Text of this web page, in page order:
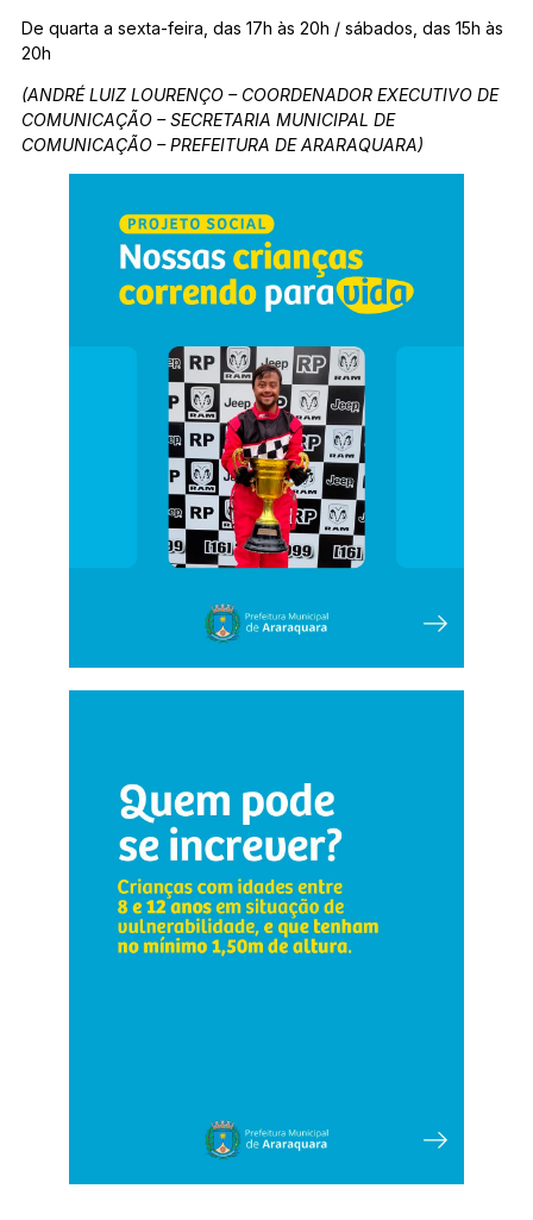
De quarta a sexta-feira, das 17h às 20h / sábados, das 15h às
20h
(ANDRÉ LUIZ LOURENÇO – COORDENADOR EXECUTIVO DE
COMUNICAÇÃO – SECRETARIA MUNICIPAL DE
COMUNICAÇÃO – PREFEITURA DE ARARAQUARA)